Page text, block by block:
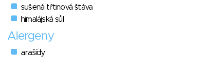
sušená třtinová štáva
himalájská sůl
Alergeny
arašídy